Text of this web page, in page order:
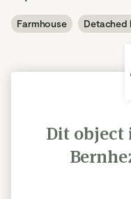
Farmhouse Detached
Dit object